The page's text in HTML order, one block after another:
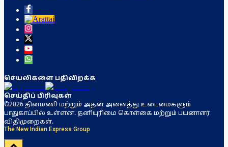
செயலிகளை பதிவிறக்க
செய்திப் பிரிவுகள்
©2026 தினமணி மற்றும் அதன் அனைத்து உடைமைகளும்
பாதுகாப்பில் உள்ளன. தனியுரிமை கொள்கை மற்றும் பயனாளர்
விதிமுறைகள்.
The New Indian Express Group